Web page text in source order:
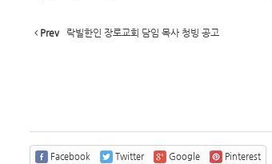
Prev 락빌한인 장로교회 담임 목사 청빙 공고
Facebook Twitter Google Pinterest